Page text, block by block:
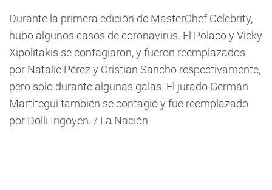
Durante la primera edición de MasterChef Celebrity,
hubo algunos casos de coronavirus. El Polaco y Vicky
Xipolitakis se contagiaron, y fueron reemplazados
por Natalie Pérez y Cristian Sancho respectivamente,
pero solo durante algunas galas. El jurado Germán
Martitegui también se contagió y fue reemplazado
por Dolli Irigoyen. / La Nación